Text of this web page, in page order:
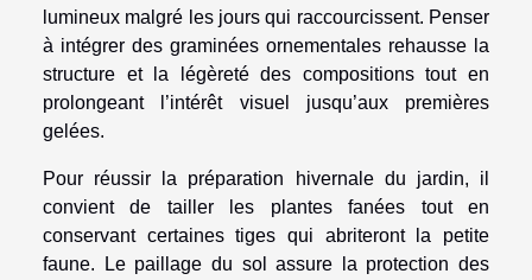
lumineux malgré les jours qui raccourcissent. Penser
à intégrer des graminées ornementales rehausse la
structure et la légèreté des compositions tout en
prolongeant l’intérêt visuel jusqu’aux premières
gelées.
Pour réussir la préparation hivernale du jardin, il
convient de tailler les plantes fanées tout en
conservant certaines tiges qui abriteront la petite
faune. Le paillage du sol assure la protection des